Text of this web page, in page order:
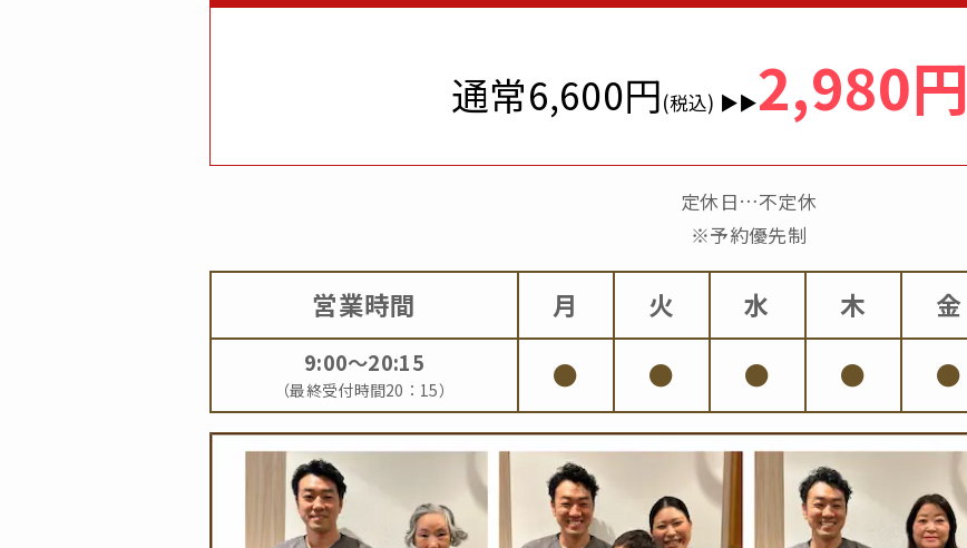
通常6,600円(税込)️ ▶▶2,980円
定休日…不定休
※予約優先制
営業時間 月 火 水 木 金
9:00～20:15
（最終受付時間20：15） ● ● ● ● ●